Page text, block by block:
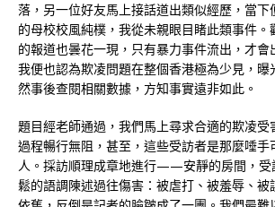
落，另一位好友馬上接話道出類似經歷，當下
的母校校風純樸，我從未親眼目睹此類事件
的報道也曇花一現，只有暴力事件流出，才
我便也認為欺凌問題在整個香港極為少見，曝
然事後查閱相關數據，方知事實遠非如此。
題目經老師通過，我們馬上尋求合適的欺凌受
過程暢行無阻，甚至，這些受訪者是那麼唾手
人。採訪順理成章地進行——安靜的房間，受
鬆的語調陳述過往傷害：被虐打、被羞辱、被